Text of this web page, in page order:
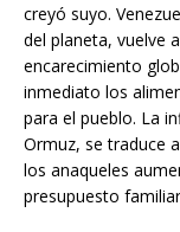
creyó suyo.
del planeta, vuelve
encarecimiento
inmediato los
para el pueblo. La
Ormuz, se traduce
los anaqueles
presupuesto